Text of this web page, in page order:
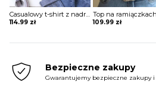
Casualowy t-shirt z nadrukiem księżyca Nam
114.99 zł 109.99 zł
Bezpieczne zakupy
Gwarantujemy bezpieczne zakupy i